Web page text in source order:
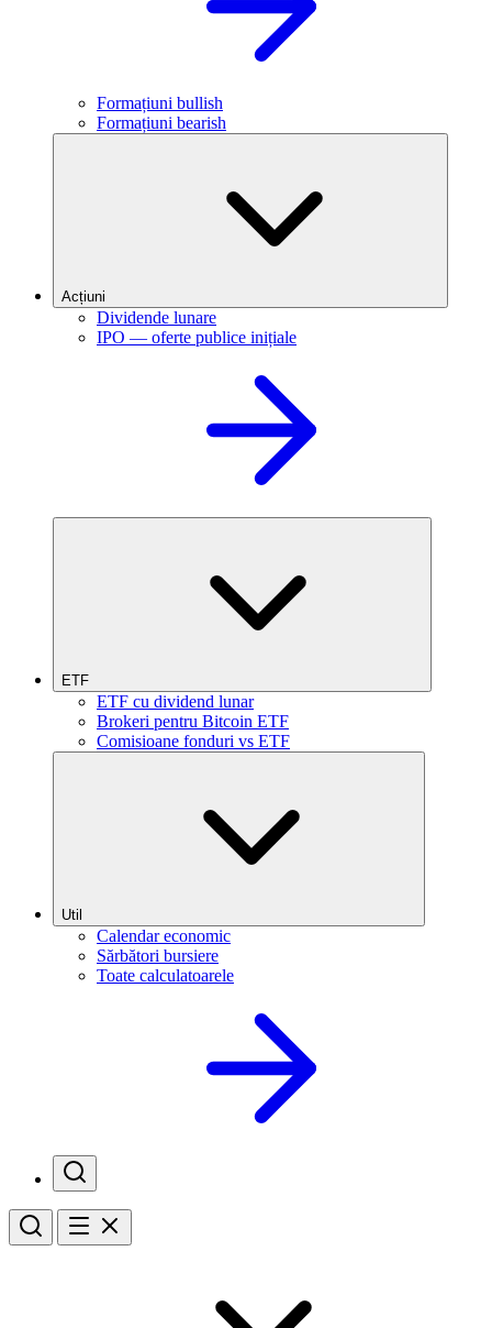
Formațiuni bullish
Formațiuni bearish
Acțiuni
Dividende lunare
IPO — oferte publice inițiale
ETF
ETF cu dividend lunar
Brokeri pentru Bitcoin ETF
Comisioane fonduri vs ETF
Util
Calendar economic
Sărbători bursiere
Toate calculatoarele